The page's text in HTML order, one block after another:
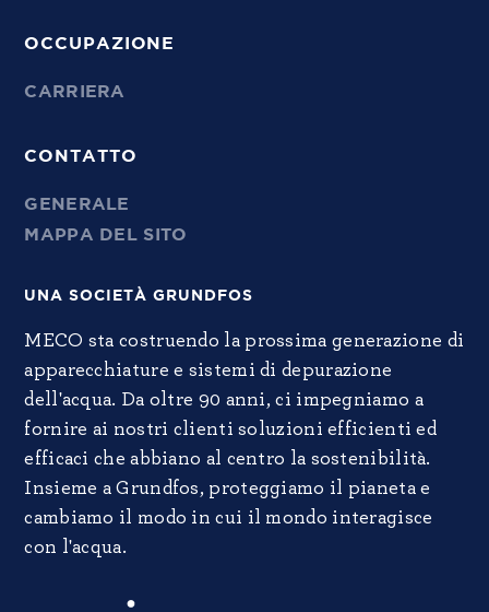
OCCUPAZIONE
CARRIERA
CONTATTO
GENERALE
MAPPA DEL SITO
UNA SOCIETÀ GRUNDFOS
MECO sta costruendo la prossima generazione di
apparecchiature e sistemi di depurazione
dell'acqua. Da oltre 90 anni, ci impegniamo a
fornire ai nostri clienti soluzioni efficienti ed
efficaci che abbiano al centro la sostenibilità.
Insieme a Grundfos, proteggiamo il pianeta e
cambiamo il modo in cui il mondo interagisce
con l'acqua.